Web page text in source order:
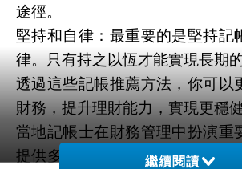
途徑。
堅持和自律：最重要的是堅持記
律。只有持之以恆才能實現長期
透過這些記帳推薦方法，你可以
財務，提升理財能力，實現更穩
當地記帳士在財務管理中扮演重
提供多種關鍵性服務，有助於個
繼續閱讀